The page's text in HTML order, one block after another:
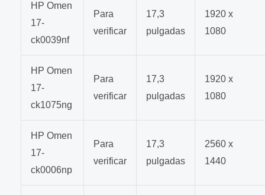
HP Omen
17-
ck0039nf
Para
verificar
17,3
pulgadas
1920 x
1080
HP Omen
17-
ck1075ng
Para
verificar
17,3
pulgadas
1920 x
1080
HP Omen
17-
ck0006np
Para
verificar
17,3
pulgadas
2560 x
1440